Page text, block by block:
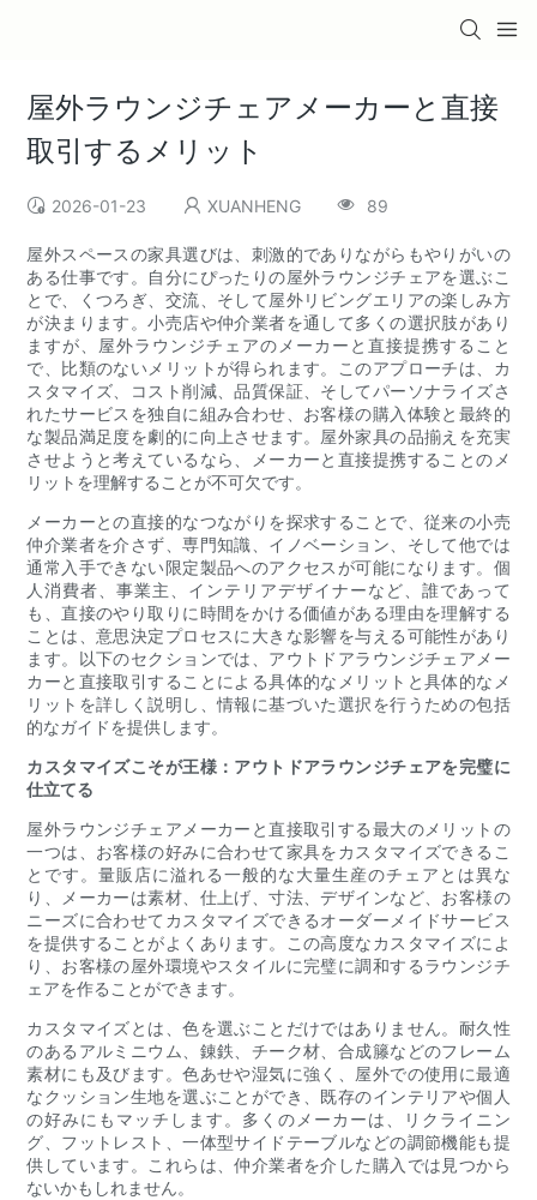
屋外ラウンジチェアメーカーと直接
取引するメリット
2026-01-23 XUANHENG 89
屋外スペースの家具選びは、刺激的でありながらもやりがいの
ある仕事です。自分にぴったりの屋外ラウンジチェアを選ぶこ
とで、くつろぎ、交流、そして屋外リビングエリアの楽しみ方
が決まります。小売店や仲介業者を通して多くの選択肢があり
ますが、屋外ラウンジチェアのメーカーと直接提携すること
で、比類のないメリットが得られます。このアプローチは、カ
スタマイズ、コスト削減、品質保証、そしてパーソナライズさ
れたサービスを独自に組み合わせ、お客様の購入体験と最終的
な製品満足度を劇的に向上させます。屋外家具の品揃えを充実
させようと考えているなら、メーカーと直接提携することのメ
リットを理解することが不可欠です。
メーカーとの直接的なつながりを探求することで、従来の小売
仲介業者を介さず、専門知識、イノベーション、そして他では
通常入手できない限定製品へのアクセスが可能になります。個
人消費者、事業主、インテリアデザイナーなど、誰であって
も、直接のやり取りに時間をかける価値がある理由を理解する
ことは、意思決定プロセスに大きな影響を与える可能性があり
ます。以下のセクションでは、アウトドアラウンジチェアメー
カーと直接取引することによる具体的なメリットと具体的なメ
リットを詳しく説明し、情報に基づいた選択を行うための包括
的なガイドを提供します。
カスタマイズこそが王様：アウトドアラウンジチェアを完璧に
仕立てる
屋外ラウンジチェアメーカーと直接取引する最大のメリットの
一つは、お客様の好みに合わせて家具をカスタマイズできるこ
とです。量販店に溢れる一般的な大量生産のチェアとは異な
り、メーカーは素材、仕上げ、寸法、デザインなど、お客様の
ニーズに合わせてカスタマイズできるオーダーメイドサービス
を提供することがよくあります。この高度なカスタマイズによ
り、お客様の屋外環境やスタイルに完璧に調和するラウンジチ
ェアを作ることができます。
カスタマイズとは、色を選ぶことだけではありません。耐久性
のあるアルミニウム、錬鉄、チーク材、合成籐などのフレーム
素材にも及びます。色あせや湿気に強く、屋外での使用に最適
なクッション生地を選ぶことができ、既存のインテリアや個人
の好みにもマッチします。多くのメーカーは、リクライニン
グ、フットレスト、一体型サイドテーブルなどの調節機能も提
供しています。これらは、仲介業者を介した購入では見つから
ないかもしれません。